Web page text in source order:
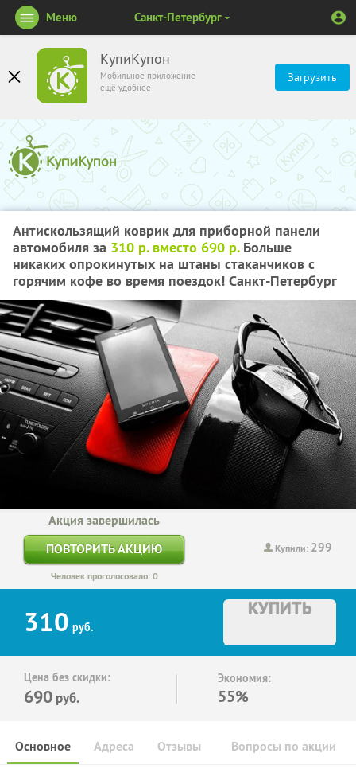
КупиКупон
Мобильное приложение
ещё удобнее
Загрузить
Меню Санкт-Петербург
Антискользящий коврик для приборной панели
автомобиля за 310 р. вместо 690 р.Больше
никаких опрокинутых на штаны стаканчиков с
горячим кофе во время поездок! Санкт-Петербург
Купили: 299
Акция завершилась
ПОВТОРИТЬ АКЦИЮ
Человек проголосовало: 0
310 руб.
КУПИТЬ
Цена без скидки:
690 руб.
Экономия:
55%
Основное Отзывы Вопросы по акции
Адреса